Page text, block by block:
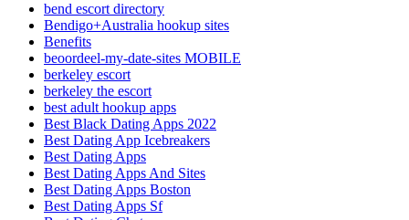
bend escort directory
Bendigo+Australia hookup sites
Benefits
beoordeel-my-date-sites MOBILE
berkeley escort
berkeley the escort
best adult hookup apps
Best Black Dating Apps 2022
Best Dating App Icebreakers
Best Dating Apps
Best Dating Apps And Sites
Best Dating Apps Boston
Best Dating Apps Sf